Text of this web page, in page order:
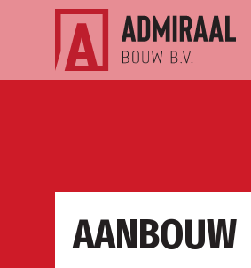
AANBOUW